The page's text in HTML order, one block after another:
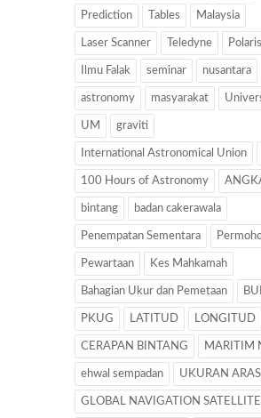
Prediction Tables Malaysia
Laser Scanner Teledyne Polaris
Ilmu Falak seminar nusantara
astronomy masyarakat
UM graviti
International Astronomical Union
100 Hours of Astronomy
bintang badan cakerawala
Penempatan Sementara
Pewartaan Kes Mahkamah
Bahagian Ukur dan Pemetaan
PKUG LATITUD LONGITUD
CERAPAN BINTANG MARITIM
ehwal sempadan UKURAN ARAS
GLOBAL NAVIGATION SATELLITE